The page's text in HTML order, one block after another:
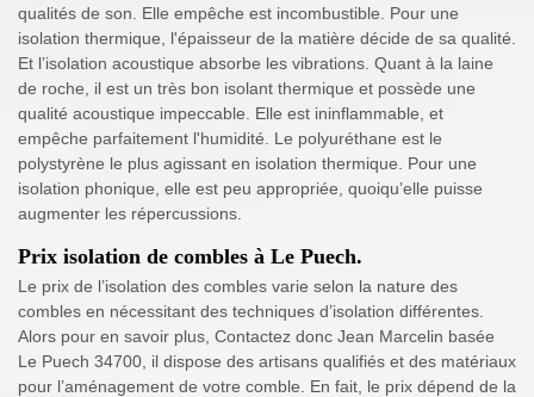
qualités de son. Elle empêche est incombustible. Pour une
isolation thermique, l'épaisseur de la matière décide de sa qualité.
Et l’isolation acoustique absorbe les vibrations. Quant à la laine
de roche, il est un très bon isolant thermique et possède une
qualité acoustique impeccable. Elle est ininflammable, et
empêche parfaitement l'humidité. Le polyuréthane est le
polystyrène le plus agissant en isolation thermique. Pour une
isolation phonique, elle est peu appropriée, quoiqu’elle puisse
augmenter les répercussions.
Prix isolation de combles à Le Puech.
Le prix de l’isolation des combles varie selon la nature des
combles en nécessitant des techniques d’isolation différentes.
Alors pour en savoir plus, Contactez donc Jean Marcelin basée
Le Puech 34700, il dispose des artisans qualifiés et des matériaux
pour l’aménagement de votre comble. En fait, le prix dépend de la